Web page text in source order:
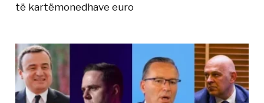
të kartëmonedhave euro